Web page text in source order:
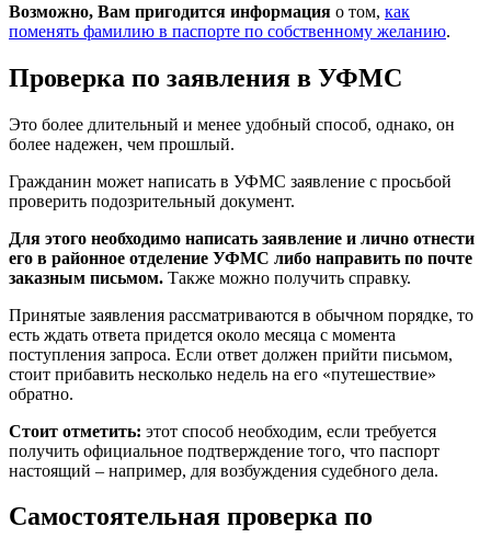
Возможно, Вам пригодится информация о том, как
поменять фамилию в паспорте по собственному желанию.
Проверка по заявления в УФМС
Это более длительный и менее удобный способ, однако, он
более надежен, чем прошлый.
Гражданин может написать в УФМС заявление с просьбой
проверить подозрительный документ.
Для этого необходимо написать заявление и лично отнести
его в районное отделение УФМС либо направить по почте
заказным письмом. Также можно получить справку.
Принятые заявления рассматриваются в обычном порядке, то
есть ждать ответа придется около месяца с момента
поступления запроса. Если ответ должен прийти письмом,
стоит прибавить несколько недель на его «путешествие»
обратно.
Стоит отметить: этот способ необходим, если требуется
получить официальное подтверждение того, что паспорт
настоящий – например, для возбуждения судебного дела.
Самостоятельная проверка по